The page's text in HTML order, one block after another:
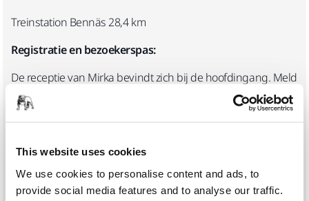
This website uses cookies
We use cookies to personalise content and ads, to
provide social media features and to analyse our traffic.
Treinstation Bennäs 28,4 km
Registratie en bezoekerspas:
De receptie van Mirka bevindt zich bij de hoofdingang. Meld
u bij aankomst bij de receptie. Bevestig uw bezoekerspas op
een duidelijk zichtbare plaats en lever deze bij vertrek in bij
Vind ons op Google Maps